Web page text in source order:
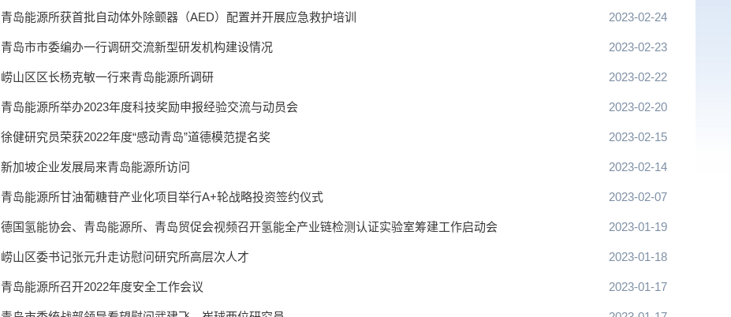
青岛能源所获首批自动体外除颤器（AED）配置并开展应急救护培训 2023-02-24
青岛市市委编办一行调研交流新型研发机构建设情况 2023-02-23
崂山区区长杨克敏一行来青岛能源所调研 2023-02-22
青岛能源所举办2023年度科技奖励申报经验交流与动员会 2023-02-20
徐健研究员荣获2022年度“感动青岛”道德模范提名奖 2023-02-15
新加坡企业发展局来青岛能源所访问 2023-02-14
青岛能源所甘油葡糖苷产业化项目举行A+轮战略投资签约仪式 2023-02-07
德国氢能协会、青岛能源所、青岛贸促会视频召开氢能全产业链检测认证实验室筹建工作启动会 2023-01-19
崂山区委书记张元升走访慰问研究所高层次人才 2023-01-18
青岛能源所召开2022年度安全工作会议 2023-01-17